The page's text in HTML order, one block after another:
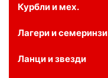
Курбли и мех.
Лагери и семеринзи
Ланци и звезди